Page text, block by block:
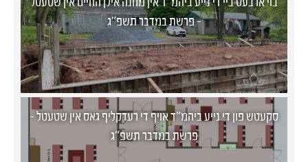
- פרשת במדבר תשפ"ג
סקעטש פון די נייע ביהמ"ד אויף די רעדקליף גאס אין שטעטל -
פרשת במדבר תשפ"ג